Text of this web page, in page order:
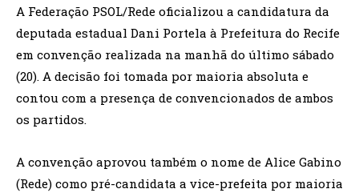
A Federação PSOL/Rede oficializou a candidatura da
deputada estadual Dani Portela à Prefeitura do Recife
em convenção realizada na manhã do último sábado
(20). A decisão foi tomada por maioria absoluta e
contou com a presença de convencionados de ambos
os partidos.
A convenção aprovou também o nome de Alice Gabino
(Rede) como pré-candidata a vice-prefeita por maioria